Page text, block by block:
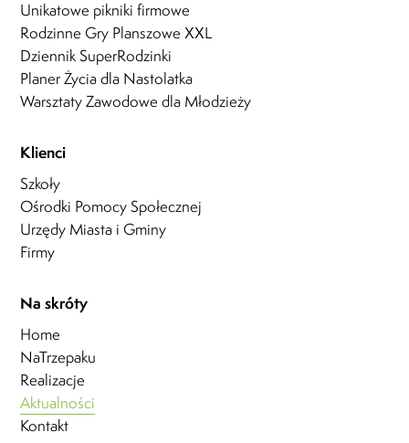
Na skróty
Home
NaTrzepaku
Realizacje
Aktualności
Kontakt
Unikatowe pikniki firmowe
Rodzinne Gry Planszowe XXL
Dziennik SuperRodzinki
Planer Życia dla Nastolatka
Warsztaty Zawodowe dla Młodzieży
Klienci
Szkoły
Ośrodki Pomocy Społecznej
Urzędy Miasta i Gminy
Firmy